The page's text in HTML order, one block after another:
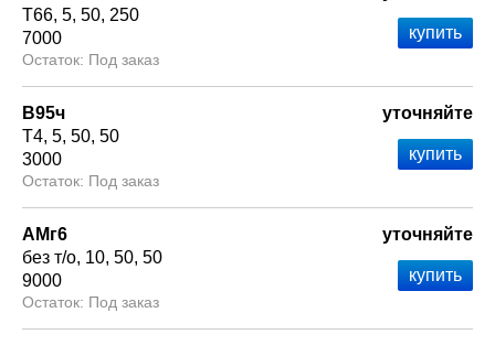
Т66 5 50 250
7000
Под заказ
В95ч
Т4 5 50 50
3000
Под заказ
уточняйте
АМг6
без т/о 10 50 50
9000
Под заказ
уточняйте